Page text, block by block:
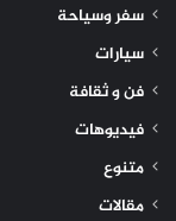
سفر وسياحة
سيارات
فن و ثقافة
فيديوهات
متنوع
مقالات